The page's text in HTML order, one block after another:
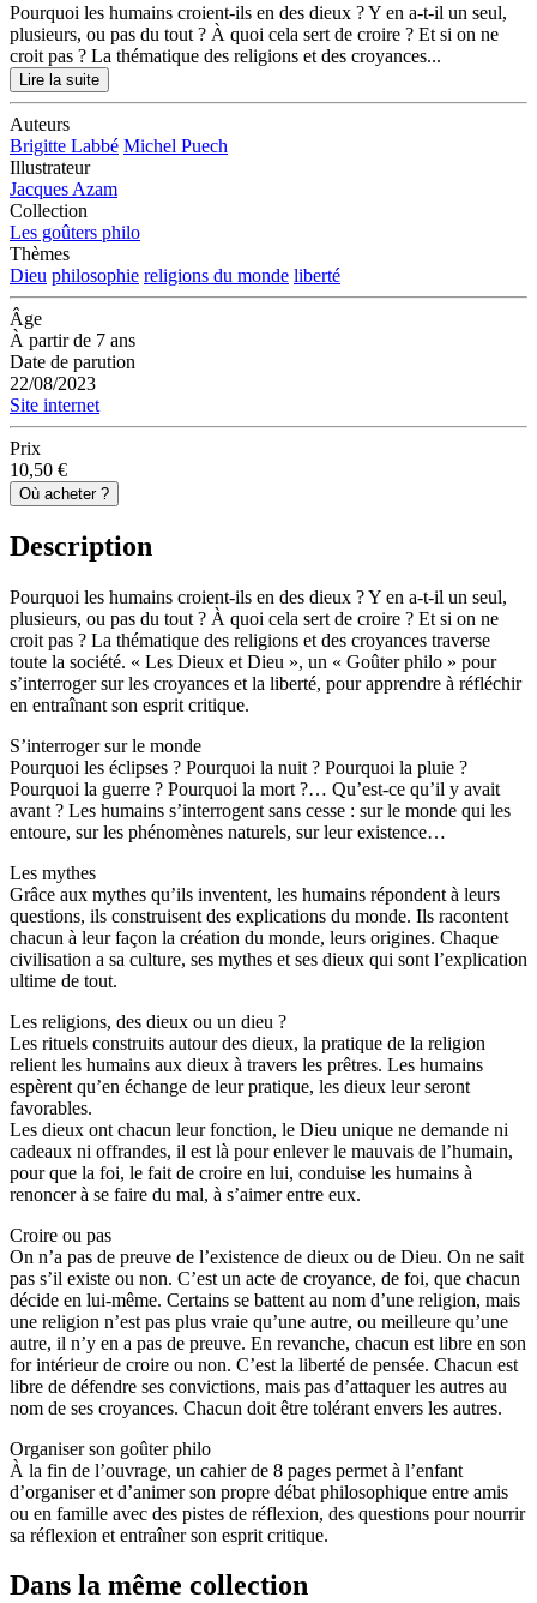
Pourquoi les humains croient-ils en des dieux ? Y en a-t-il un seul,
plusieurs, ou pas du tout ? À quoi cela sert de croire ? Et si on ne
croit pas ? La thématique des religions et des croyances...
Lire la suite
Auteurs
Brigitte Labbé Michel Puech
Illustrateur
Jacques Azam
Collection
Les goûters philo
Thèmes
Dieu philosophie religions du monde liberté
Âge
À partir de 7 ans
Date de parution
22/08/2023
Site internet
Prix
10,50 €
Où acheter ?
Description
Pourquoi les humains croient-ils en des dieux ? Y en a-t-il un seul,
plusieurs, ou pas du tout ? À quoi cela sert de croire ? Et si on ne
croit pas ? La thématique des religions et des croyances traverse
toute la société. « Les Dieux et Dieu », un « Goûter philo » pour
s’interroger sur les croyances et la liberté, pour apprendre à réfléchir
en entraînant son esprit critique.
S’interroger sur le monde
Pourquoi les éclipses ? Pourquoi la nuit ? Pourquoi la pluie ?
Pourquoi la guerre ? Pourquoi la mort ?… Qu’est-ce qu’il y avait
avant ? Les humains s’interrogent sans cesse : sur le monde qui les
entoure, sur les phénomènes naturels, sur leur existence…
Les mythes
Grâce aux mythes qu’ils inventent, les humains répondent à leurs
questions, ils construisent des explications du monde. Ils racontent
chacun à leur façon la création du monde, leurs origines. Chaque
civilisation a sa culture, ses mythes et ses dieux qui sont l’explication
ultime de tout.
Les religions, des dieux ou un dieu ?
Les rituels construits autour des dieux, la pratique de la religion
relient les humains aux dieux à travers les prêtres. Les humains
espèrent qu’en échange de leur pratique, les dieux leur seront
favorables.
Les dieux ont chacun leur fonction, le Dieu unique ne demande ni
cadeaux ni offrandes, il est là pour enlever le mauvais de l’humain,
pour que la foi, le fait de croire en lui, conduise les humains à
renoncer à se faire du mal, à s’aimer entre eux.
Croire ou pas
On n’a pas de preuve de l’existence de dieux ou de Dieu. On ne sait
pas s’il existe ou non. C’est un acte de croyance, de foi, que chacun
décide en lui-même. Certains se battent au nom d’une religion, mais
une religion n’est pas plus vraie qu’une autre, ou meilleure qu’une
autre, il n’y en a pas de preuve. En revanche, chacun est libre en son
for intérieur de croire ou non. C’est la liberté de pensée. Chacun est
libre de défendre ses convictions, mais pas d’attaquer les autres au
nom de ses croyances. Chacun doit être tolérant envers les autres.
Organiser son goûter philo
À la fin de l’ouvrage, un cahier de 8 pages permet à l’enfant
d’organiser et d’animer son propre débat philosophique entre amis
ou en famille avec des pistes de réflexion, des questions pour nourrir
sa réflexion et entraîner son esprit critique.
Dans la même collection